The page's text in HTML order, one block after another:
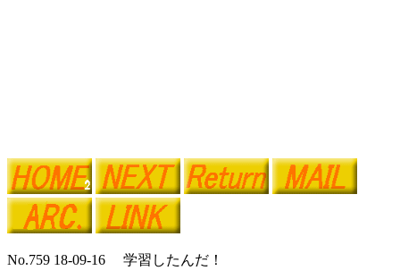
No.759 18-09-16 学習したんだ！